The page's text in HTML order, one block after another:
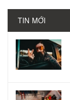
TIN MỚI